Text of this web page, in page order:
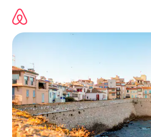
содржина